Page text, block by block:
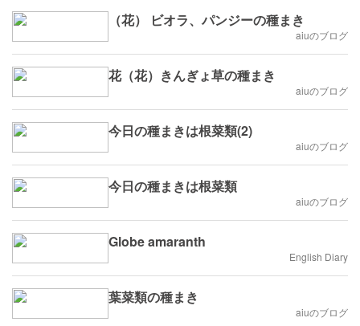
（花） ビオラ、パンジーの種まき
aiuのブログ
花（花）きんぎょ草の種まき
aiuのブログ
今日の種まきは根菜類(2)
aiuのブログ
今日の種まきは根菜類
aiuのブログ
Globe amaranth
English Diary
葉菜類の種まき
aiuのブログ